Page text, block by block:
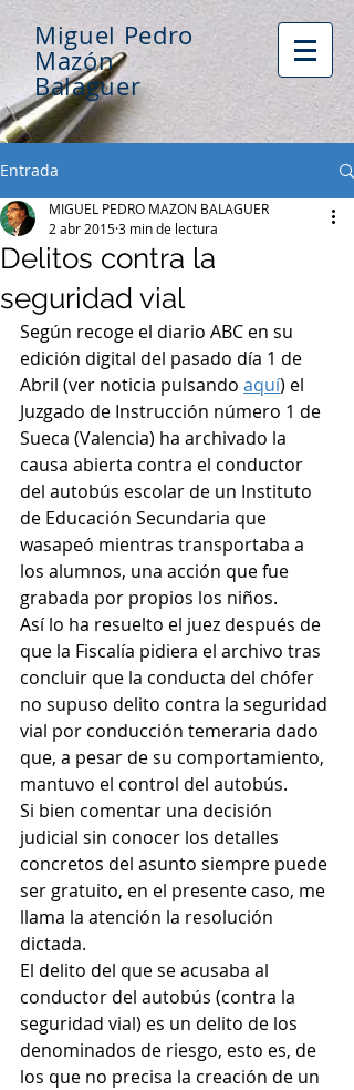
Miguel Pedro
Mazón
Balaguer
Entrada
Delitos contra la
seguridad vial
MIGUEL PEDRO MAZON BALAGUER
2 abr 20153 min de lectura
Según recoge el diario ABC en su
edición digital del pasado día 1 de
Abril (ver noticia pulsando aquí) el
Juzgado de Instrucción número 1 de
Sueca (Valencia) ha archivado la
causa abierta contra el conductor
del autobús escolar de un Instituto
de Educación Secundaria que
wasapeó mientras transportaba a
los alumnos, una acción que fue
grabada por propios los niños.
Así lo ha resuelto el juez después de
que la Fiscalía pidiera el archivo tras
concluir que la conducta del chófer
no supuso delito contra la seguridad
vial por conducción temeraria dado
que, a pesar de su comportamiento,
mantuvo el control del autobús.
Si bien comentar una decisión
judicial sin conocer los detalles
concretos del asunto siempre puede
ser gratuito, en el presente caso, me
llama la atención la resolución
dictada.
El delito del que se acusaba al
conductor del autobús (contra la
seguridad vial) es un delito de los
denominados de riesgo, esto es, de
los que no precisa la creación de un